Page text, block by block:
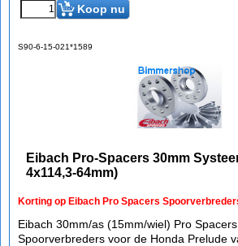
Koop nu
S90-6-15-021*1589
Eibach Pro-Spacers 30mm
4x114,3-64mm)
Korting op Eibach Pro Spacers
Eibach 30mm/as (15mm/wiel) Pro
Spoorverbreders voor de Honda Prelude